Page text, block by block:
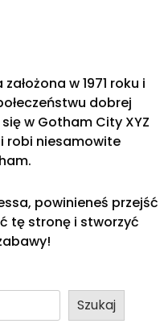
w 1971 roku i
dobrej
w Gotham City XYZ
robi niesamowite
powinieneś przejść
tę stronę i stworzyć
Szukaj